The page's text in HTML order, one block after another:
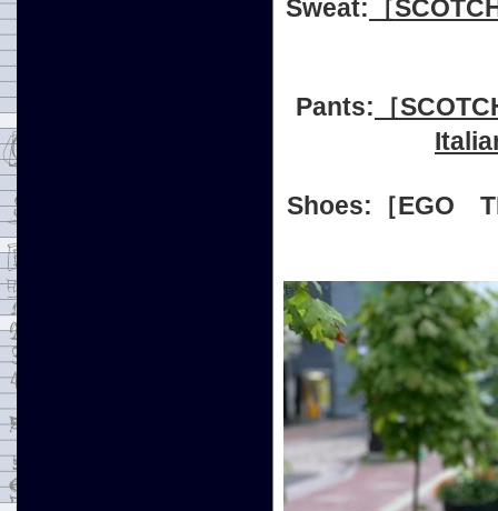
Sweat: ［
Pants: ［
Shoes:［EGO